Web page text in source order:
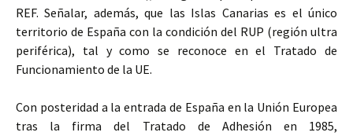
REF. Señalar, además, que las Islas Canarias es el único
territorio de España con la condición del RUP (región ultra
periférica), tal y como se reconoce en el Tratado de
Funcionamiento de la UE.
Con posteridad a la entrada de España en la Unión Europea
tras la firma del Tratado de Adhesión en 1985,